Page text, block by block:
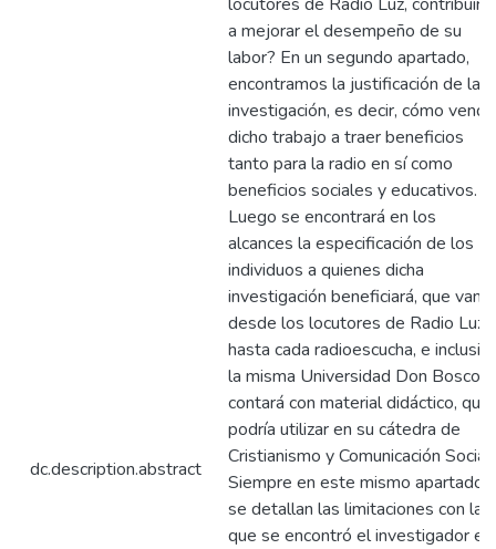
dc.description.abstract
a mejorar el desempeño de su
labor? En un segundo apartado,
encontramos la justificación de la
investigación, es decir, cómo
dicho trabajo a traer beneficios
tanto para la radio en sí como
beneficios sociales y educativos.
Luego se encontrará en los
alcances la especificación de los
individuos a quienes dicha
investigación beneficiará, que van
desde los locutores de Radio Luz,
hasta cada radioescucha, e
la misma Universidad Don Bosco
contará con material didáctico, que
podría utilizar en su cátedra de
Cristianismo y Comunicación Social.
Siempre en este mismo apartado,
se detallan las limitaciones con las
que se encontró el investigador en